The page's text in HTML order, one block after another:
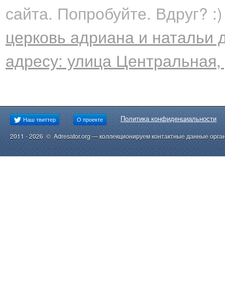
сайта. Попробуйте. Вдруг? :)
церковь адриана и натальи
адресу: улица
Наш твиттер О проекте Политика конфиденциальности
2011 - 2026 © Adresator.org — коллекционируем контактные данные